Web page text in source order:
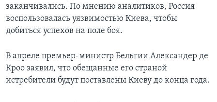
заканчивались. По мнению аналитиков, Россия
воспользовалась уязвимостью Киева, чтобы
добиться успехов на поле боя.
В апреле премьер-министр Бельгии Александер де
Кроо заявил, что обещанные его страной
истребители будут поставлены Киеву до конца года.